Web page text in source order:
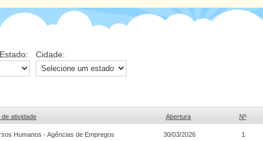
Estado: Cidade:
de atividade Abertura Nº
Humanos - Agências de Empregos 30/03/2026 1